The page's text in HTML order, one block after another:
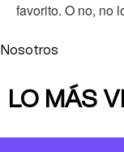
favorito. O no, no
Nosotros
LO MÁS